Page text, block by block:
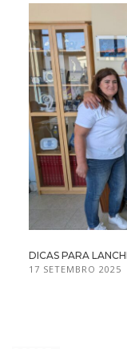
DICAS PARA
17 SETEMBRO 2025